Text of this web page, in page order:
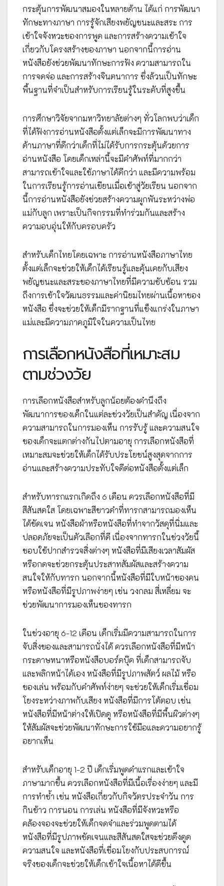
กระตุ้นการพัฒนาสมองในหลายด้าน ได้แก่ การพัฒนา
ทักษะทางภาษา การรู้จักเสียงพยัญชนะและสระ การ
เข้าใจจังหวะของการพูด และการสร้างความเข้าใจ
เกี่ยวกับโครงสร้างของภาษา นอกจากนี้การอ่าน
หนังสือยังช่วยพัฒนาทักษะการฟัง ความสามารถใน
การจดจ่อ และการสร้างจินตนาการ ซึ่งล้วนเป็นทักษะ
พื้นฐานที่จำเป็นสำหรับการเรียนรู้ในระดับที่สูงขึ้น
การศึกษาวิจัยจากมหาวิทยาลัยต่างๆ ทั่วโลกพบว่าเด็ก
ที่ได้ฟังการอ่านหนังสือตั้งแต่เล็กจะมีการพัฒนาทาง
ด้านภาษาที่ดีกว่าเด็กที่ไม่ได้รับการกระตุ้นด้วยการ
อ่านหนังสือ โดยเด็กเหล่านี้จะมีคำศัพท์ที่มากกว่า
สามารถเข้าใจและใช้ภาษาได้ดีกว่า และมีความพร้อม
ในการเรียนรู้การอ่านเขียนเมื่อเข้าสู่วัยเรียน นอกจาก
นี้การอ่านหนังสือยังช่วยสร้างความผูกพันระหว่างพ่อ
แม่กับลูก เพราะเป็นกิจกรรมที่ทำร่วมกันและสร้าง
ความอบอุ่นให้กับครอบครัว
สำหรับเด็กไทยโดยเฉพาะ การอ่านหนังสือภาษาไทย
ตั้งแต่เล็กจะช่วยให้เด็กได้เรียนรู้และคุ้นเคยกับเสียง
พยัญชนะและสระของภาษาไทยที่มีความซับซ้อน รวม
ถึงการเข้าใจวัฒนธรรมและค่านิยมไทยผ่านเนื้อหาของ
หนังสือ ซึ่งจะช่วยให้เด็กมีรากฐานที่แข็งแกร่งในภาษา
แม่และมีความภาคภูมิใจในความเป็นไทย
การเลือกหนังสือที่เหมาะสม
ตามช่วงวัย
การเลือกหนังสือสำหรับลูกน้อยต้องคำนึงถึง
พัฒนาการของเด็กในแต่ละช่วงวัยเป็นสำคัญ เนื่องจาก
ความสามารถในการมองเห็น การรับรู้ และความสนใจ
ของเด็กจะแตกต่างกันไปตามอายุ การเลือกหนังสือที่
เหมาะสมจะช่วยให้เด็กได้รับประโยชน์สูงสุดจากการ
อ่านและสร้างความประทับใจดีต่อหนังสือตั้งแต่เล็ก
สำหรับทารกแรกเกิดถึง 6 เดือน ควรเลือกหนังสือที่มี
สีสันสดใส โดยเฉพาะสีขาวดำที่ทารกสามารถมองเห็น
ได้ชัดเจน หนังสือผ้าหรือหนังสือที่ทำจากวัสดุที่นิ่มและ
ปลอดภัยจะเป็นตัวเลือกที่ดี เนื่องจากทารกในช่วงวัยนี้
ชอบใช้ปากสำรวจสิ่งต่างๆ หนังสือที่มีเสียงเวลาสัมผัส
หรือกดจะช่วยกระตุ้นประสาทสัมผัสและสร้างความ
สนใจให้กับทารก นอกจากนี้หนังสือที่มีใบหน้าของคน
หรือหนังสือที่มีรูปภาพง่ายๆ เช่น วงกลม สี่เหลี่ยม จะ
ช่วยพัฒนาการมองเห็นของทารก
ในช่วงอายุ 6-12 เดือน เด็กเริ่มมีความสามารถในการ
จับสิ่งของและสามารถนั่งได้ ควรเลือกหนังสือที่มีหน้า
กระดาษหนาหรือหนังสือบอร์ดบุ๊ค ที่เด็กสามารถจับ
และพลิกหน้าได้เอง หนังสือที่มีรูปภาพสัตว์ ผลไม้ หรือ
ของเล่น พร้อมกับคำศัพท์ง่ายๆ จะช่วยให้เด็กเริ่มเชื่อม
โยงระหว่างภาพกับเสียง หนังสือที่มีการโต้ตอบ เช่น
หนังสือที่มีหน้าต่างให้เปิดดู หรือหนังสือที่มีพื้นผิวต่างๆ
ให้สัมผัสจะช่วยพัฒนาทักษะการใช้มือและความอยากรู้
อยากเห็น
สำหรับเด็กอายุ 1-2 ปี เด็กเริ่มพูดคำแรกและเข้าใจ
ภาษามากขึ้น ควรเลือกหนังสือที่มีเนื้อเรื่องง่ายๆ และมี
การทำซ้ำ เช่น หนังสือเกี่ยวกับกิจวัตรประจำวัน การ
กินข้าว การนอน การเล่น หนังสือที่มีจังหวะหรือ
คล้องจองจะช่วยให้เด็กจดจำและร่วมพูดตามได้
หนังสือที่มีรูปภาพชัดเจนและสีสันสดใสจะช่วยดึงดูด
ความสนใจ และหนังสือที่เชื่อมโยงกับประสบการณ์
จริงของเด็กจะช่วยให้เด็กเข้าใจเนื้อหาได้ดีขึ้น